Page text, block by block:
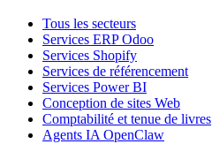
Tous les secteurs
Services ERP Odoo
Services Shopify
Services de référencement
Services Power BI
Conception de sites Web
Comptabilité et tenue de livres
Agents IA OpenClaw